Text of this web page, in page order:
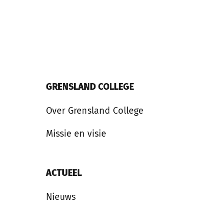
GRENSLAND COLLEGE
Over Grensland College
Missie en visie
ACTUEEL
Nieuws